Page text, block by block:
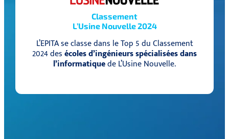
Classement
L’Usine Nouvelle 2024
L’EPITA se classe dans le Top 5 du Classement
2024 desécoles d’ingénieurs spécialisées dans
l’informatiquede L’Usine Nouvelle.